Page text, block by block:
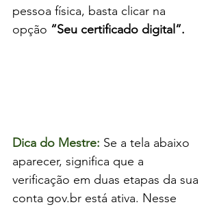
pessoa física, basta clicar na
opção “Seu certificado digital”.
Dica do Mestre: Se a tela abaixo
aparecer, significa que a
verificação em duas etapas da sua
conta gov.br está ativa. Nesse